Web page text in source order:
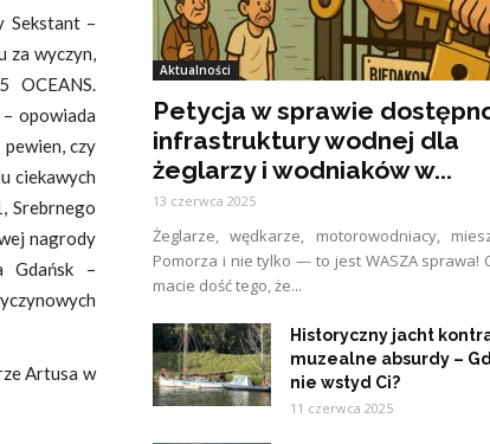
Sekstant –
za wyczyn,
OCEANS.
opowiada
pewien, czy
ciekawych
Srebrnego
nagrody
Gdańsk –
Artusa w
Aktualności
Petycja w sprawie
infrastruktury wodnej dla
żeglarzy i wodniaków w...
13 czerwca 2025
Żeglarze, wędkarze, motorowodniacy,
Pomorza i nie tylko — to jest WASZA sprawa!
macie dość tego, że...
Historyczny jacht
muzealne absurdy –
nie wstyd Ci?
11 czerwca 2025